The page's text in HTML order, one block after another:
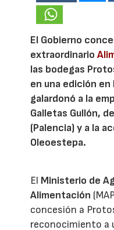
El Gobierno
extraordinario
las bodegas
en una edición
galardonó a la
Galletas Gullón,
(Palencia) y a la
Oleoestepa.
El Ministerio de
Alimentación
concesión a
reconocimiento a